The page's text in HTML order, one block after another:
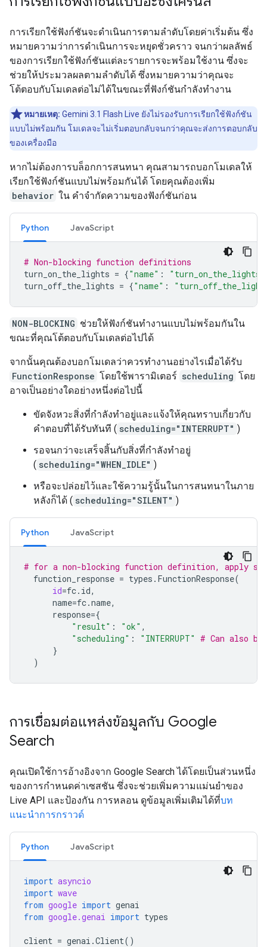
การเรียกใช้ฟังก์ชันจะดำเนินการตามลำดับโดยค่าเริ่มต้น ซึ่ง
หมายความว่าการดำเนินการจะหยุดชั่วคราว จนกว่าผลลัพธ์
ของการเรียกใช้ฟังก์ชันแต่ละรายการจะพร้อมใช้งาน ซึ่งจะ
ช่วยให้ประมวลผลตามลำดับได้ ซึ่งหมายความว่าคุณจะ
โต้ตอบกับโมเดลต่อไม่ได้ในขณะที่ฟังก์ชันกำลังทำงาน
หมายเหตุ: Gemini 3.1 Flash Live ยังไม่รองรับการเรียกใช้ฟังก์ชัน
แบบไม่พร้อมกัน โมเดลจะไม่เริ่มตอบกลับจนกว่าคุณจะส่งการตอบกลับ
ของเครื่องมือ
หากไม่ต้องการบล็อกการสนทนา คุณสามารถบอกโมเดลให้
เรียกใช้ฟังก์ชันแบบไม่พร้อมกันได้ โดยคุณต้องเพิ่ม
behavior ใน คำจำกัดความของฟังก์ชันก่อน
Python JavaScript
# Non-blocking function definitions
turn_on_the_lights = {"name" : "turn_on_the_lights"
turn_off_the_lights = {"name" :
NON-BLOCKING ช่วยให้ฟังก์ชันทำงานแบบไม่พร้อมกันใน
ขณะที่คุณโต้ตอบกับโมเดลต่อไปได้
จากนั้นคุณต้องบอกโมเดลว่าควรทำงานอย่างไรเมื่อได้รับ
FunctionResponse โดยใช้พารามิเตอร์ scheduling โดย
อาจเป็นอย่างใดอย่างหนึ่งต่อไปนี้
ขัดจังหวะสิ่งที่กำลังทำอยู่และแจ้งให้คุณทราบเกี่ยวกับ
คำตอบที่ได้รับทันที ( scheduling="INTERRUPT" )
รอจนกว่าจะเสร็จสิ้นกับสิ่งที่กำลังทำอยู่
( scheduling="WHEN_IDLE" )
หรือจะปล่อยไว้และใช้ความรู้นั้นในการสนทนาในภาย
หลังก็ได้ ( scheduling="SILENT" )
Python JavaScript
# for a non-blocking function definition, apply
function_response = types . FunctionResponse(
id=fc. id,
name=fc.name,
response={
"result" : "ok" ,
"scheduling" : "INTERRUPT" # Can also be
}
)
การเชื่อมต่อแหล่งข้อมูลกับ Google
Search
คุณเปิดใช้การอ้างอิงจาก Google Search ได้โดยเป็นส่วนหนึ่ง
ของการกำหนดค่าเซสชัน ซึ่งจะช่วยเพิ่มความแม่นยำของ
Live API และป้องกัน การหลอน ดูข้อมูลเพิ่มเติมได้ที่บท
แนะนำการกราวด์
Python JavaScript
import asyncio
import wave
from google import genai
from google.genai import types
client = genai .Client()